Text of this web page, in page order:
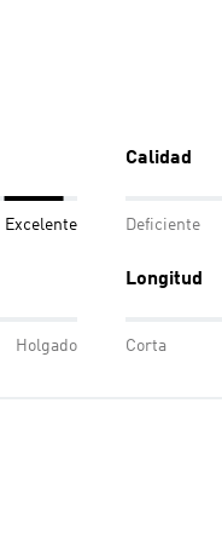
Excelente
Calidad
Deficiente
Holgado
Longitud
Corta